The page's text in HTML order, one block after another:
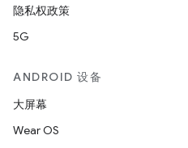
隐私权政策
5G
ANDROID 设备
大屏幕
Wear OS